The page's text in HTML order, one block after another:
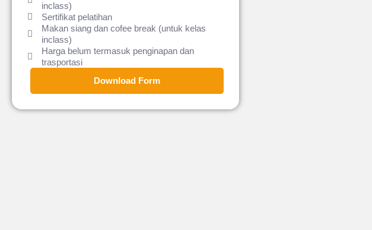
inclass)
Sertifikat pelatihan
Makan siang dan cofee break (untuk kelas
inclass)
Harga belum termasuk penginapan dan
trasportasi
Download Form